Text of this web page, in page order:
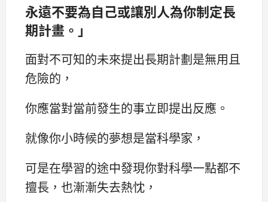
永遠不要為自己或讓別人為你制定長
期計畫。」
面對不可知的未來提出長期計劃是無用且
危險的，
你應當對當前發生的事立即提出反應。
就像你小時候的夢想是當科學家，
可是在學習的途中發現你對科學一點都不
擅長，也漸漸失去熱忱，